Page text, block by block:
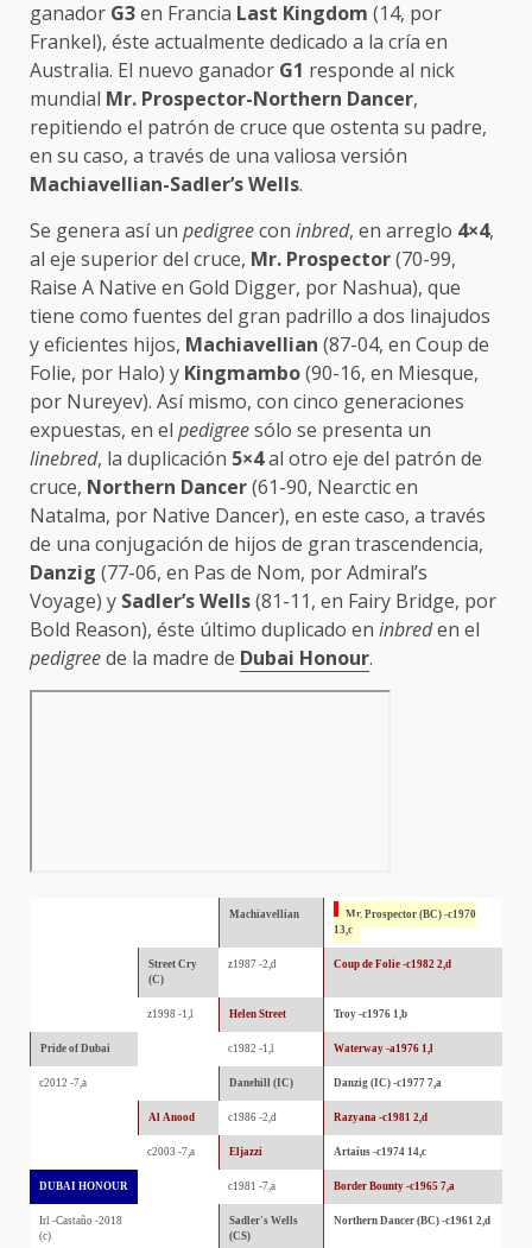
ganador G3en Francia Last Kingdom (14, por
Frankel), éste actualmente dedicado a la cría en
Australia. El nuevo ganador G1 responde al nick
mundial Mr. Prospector-Northern Dancer,
repitiendo el patrón de cruce que ostenta su padre,
en su caso, a través de una valiosa versión
Machiavellian-Sadler’s Wells.
Se genera así un pedigreecon inbred, en arreglo 4×4,
al eje superior del cruce, Mr. Prospector(70-99,
Raise A Native en Gold Digger, por Nashua), que
tiene como fuentes del gran padrillo a dos linajudos
y eficientes hijos, Machiavellian (87-04, en Coup de
Folie, por Halo) y Kingmambo(90-16, en Miesque,
por Nureyev). Así mismo, con cinco generaciones
expuestas, en el pedigreesólo se presenta un
linebred, la duplicación 5×4al otro eje del patrón de
cruce, Northern Dancer(61-90, Nearctic en
Natalma, por Native Dancer), en este caso, a través
de una conjugación de hijos de gran trascendencia,
Danzig (77-06, en Pas de Nom, por Admiral’s
Voyage) y Sadler’s Wells(81-11, en Fairy Bridge, por
Bold Reason), éste último duplicado en inbreden el
pedigreede la madre de Dubai Honour.
Machiavellian
Mr. Prospector (BC) -c1970
13,c
Street Cry
(C)
z1987 -2,d Coup de Folie -c1982 2,d
z1998 -1,l Helen Street Troy -c1976 1,b
Pride of Dubai c1982 -1,l Waterway -a1976 1,l
c2012 -7,a Danehill (IC) Danzig (IC) -c1977 7,a
Al Anood c1986 -2,d Razyana -c1981 2,d
c2003 -7,a Eljazzi Artaius -c1974 14,c
DUBAI HONOUR c1981 -7,a Border Bounty -c1965 7,a
Irl -Castaño -2018
(c)
Sadler's Wells
(CS)
Northern Dancer (BC) -c1961 2,d